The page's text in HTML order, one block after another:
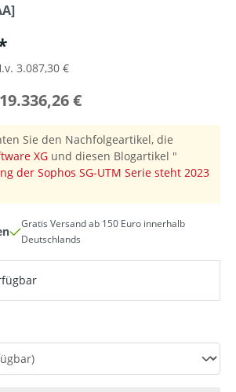
3.087,30 €
€
Sie den Nachfolgeartikel, die
XG und diesen Blogartikel "
der Sophos SG-UTM Serie steht 2023
Gratis Versand ab 150 Euro innerhalb
Deutschlands